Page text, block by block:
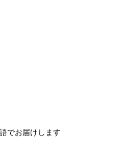
でお届けします